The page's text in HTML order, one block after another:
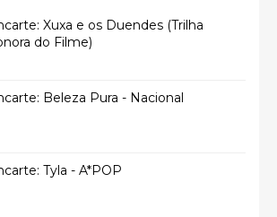
Xuxa e os Duendes (Trilha
do Filme)
Beleza Pura - Nacional
Tyla - A*POP